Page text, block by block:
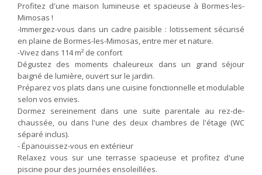
Profitez d'une maison lumineuse et spacieuse à Bormes-les-
Mimosas !
-Immergez-vous dans un cadre paisible : lotissement sécurisé
en plaine de Bormes-les-Mimosas, entre mer et nature.
-Vivez dans 114 m² de confort
Dégustez des moments chaleureux dans un grand séjour
baigné de lumière, ouvert sur le jardin.
Préparez vos plats dans une cuisine fonctionnelle et modulable
selon vos envies.
Dormez sereinement dans une suite parentale au rez-de-
chaussée, ou dans l'une des deux chambres de l'étage (WC
séparé inclus).
- Épanouissez-vous en extérieur
Relaxez vous sur une terrasse spacieuse et profitez d'une
piscine pour des journées ensoleillées.